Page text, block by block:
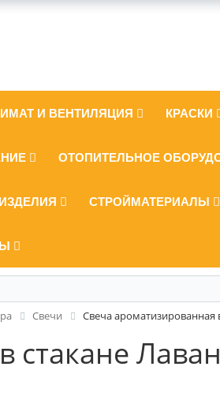
И ВЕНТИЛЯЦИЯ КРАСКИ
ОТОПИТЕЛЬНОЕ
СТРОЙМАТЕРИАЛЫ
Свечи Свеча ароматизированная
стакане